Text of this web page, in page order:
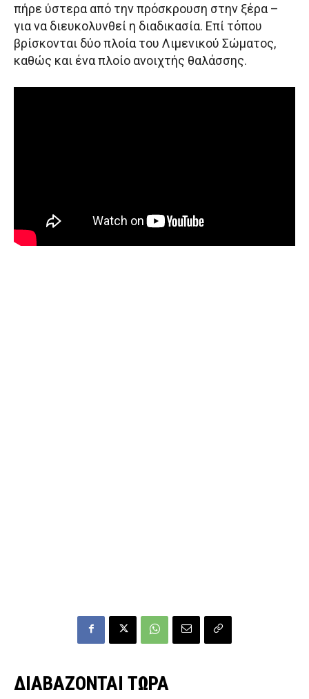
πήρε ύστερα από την πρόσκρουση στην ξέρα –
για να διευκολυνθεί η διαδικασία. Επί τόπου
βρίσκονται δύο πλοία του Λιμενικού Σώματος,
καθώς και ένα πλοίο ανοιχτής θαλάσσης.
ΔΙΑΒΑΖΟΝΤΑΙ ΤΩΡΑ